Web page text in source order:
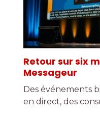
Retour sur six
Messageur
Des événements
en direct, des